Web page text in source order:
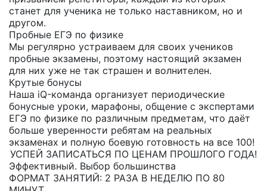
станет для ученика не только наставником, но и
другом.
Пробные ЕГЭ по физике
Мы регулярно устраиваем для своих учеников
пробные экзамены, поэтому настоящий экзамен
для них уже не так страшен и волнителен.
Крутые бонусы
Наша iQ-команда организует периодические
бонусные уроки, марафоны, общение с экспертами
ЕГЭ по физике по различным предметам, что даёт
больше уверенности ребятам на реальных
экзаменах и полную боевую готовность на все 100!
УСПЕЙ ЗАПИСАТЬСЯ ПО ЦЕНАМ ПРОШЛОГО ГОДА!
Эффективный. Выбор большинства
ФОРМАТ ЗАНЯТИЙ: 2 РАЗА В НЕДЕЛЮ ПО 80